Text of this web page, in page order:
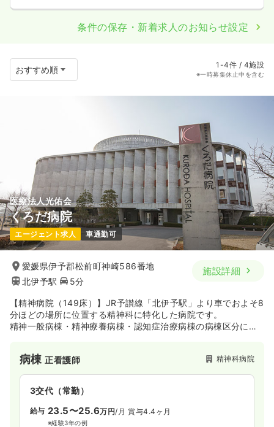
条件の保存・新着求人のお知らせ設定
1-4件 / 4施設
※一時募集休止中を含む
医療法人光佑会
くろだ病院
エージェント求人 車通勤可
愛媛県伊予郡松前町神崎586番地
北伊予駅
5分
施設詳細
【精神病院（149床）】JR予讃線「北伊予駅」より車でおよそ8
分ほどの場所に位置する精神科に特化した病院です。
精神一般病棟・精神療養病棟・認知症治療病棟の病棟区分に分
健施設など在宅の分野にも積極的に取り組んでいる病院です。
病棟正看護師 精神科病院
3交代（常勤）
給与 23.5〜25.6万円/月 賞与4.4ヶ月
※経験3年の例